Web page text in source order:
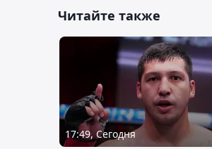
Читайте также
17:49, Сегодня